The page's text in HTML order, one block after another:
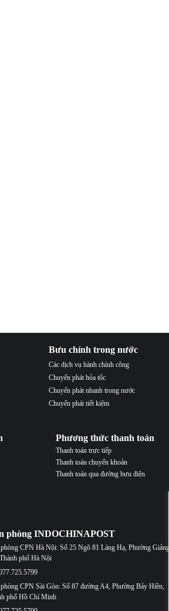
Bưu chính trong nước
Các dịch vụ hành chính công
Chuyển phát hỏa tốc
Chuyển phát nhanh trong nước
Chuyển phát tiết kiệm
Phương thức thanh toán
Thanh toán trực tiếp
Thanh toán chuyển khoản
Thanh toán qua đường bưu điện
phòng INDOCHINAPOST
CPN Hà Nội: Số 25 Ngõ 81 Láng Hạ, Phường Giảng
phố Hà Nội
CPN Sài Gòn: Số 87 đường A4, Phường Bảy Hiền,
phố Hồ Chí Minh